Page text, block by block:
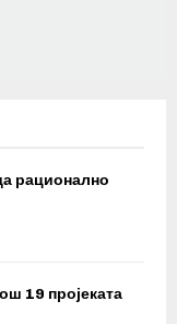
рационално
19 пројеката